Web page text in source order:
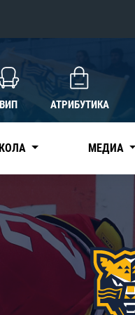
ВИП АТРИБУТИКА
МЕДИА